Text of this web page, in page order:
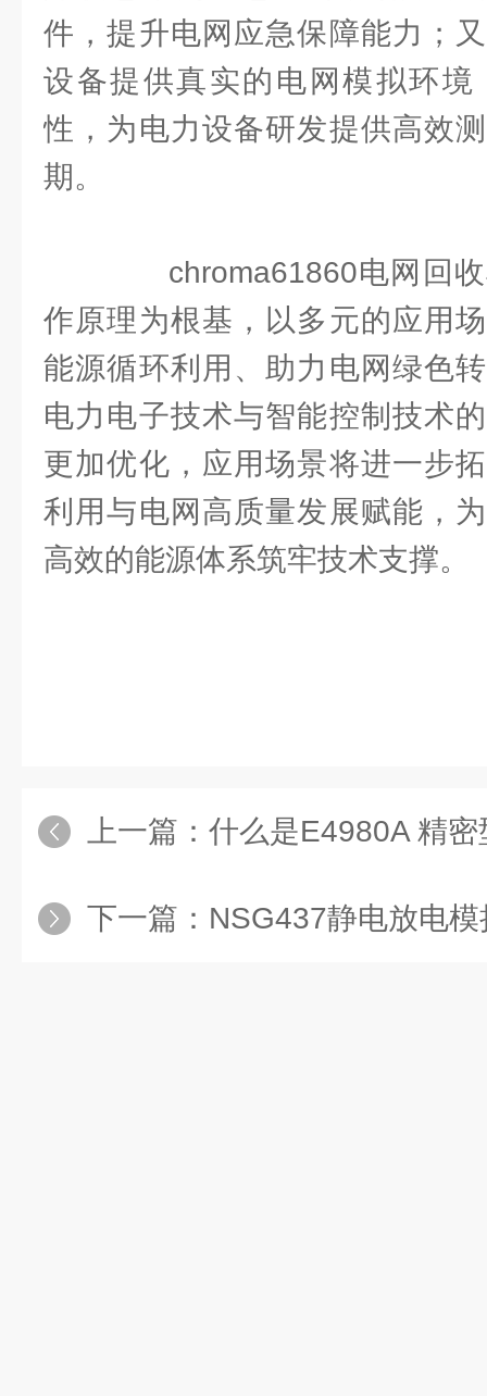
件，提升电网应急保障能力；
设备提供真实的电网模拟环境
性，为电力设备研发提供高效
期。
chroma61860电网回收
作原理为根基，以多元的应用
能源循环利用、助力电网绿色
电力电子技术与智能控制技术
更加优化，应用场景将进一步
利用与电网高质量发展赋能，
高效的能源体系筑牢技术支撑。
上一篇： 什么是E4980A 精密型
下一篇： NSG437静电放电模拟器